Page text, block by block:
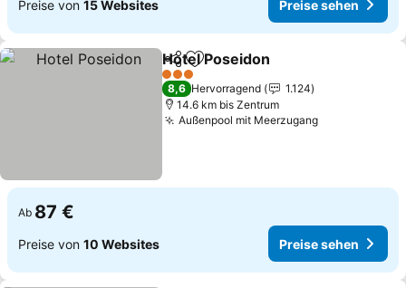
Preise von 15 Websites Preise sehen
TeilenZu Favoriten hinzufügen
Hotel Poseidon
3 Sterne
8,6 Hervorragend
1.124
14.6 km bis Zentrum
Außenpool mit MeerzugangPreise sehen
Ab 87 €
Preise von 10 Websites Preise sehen